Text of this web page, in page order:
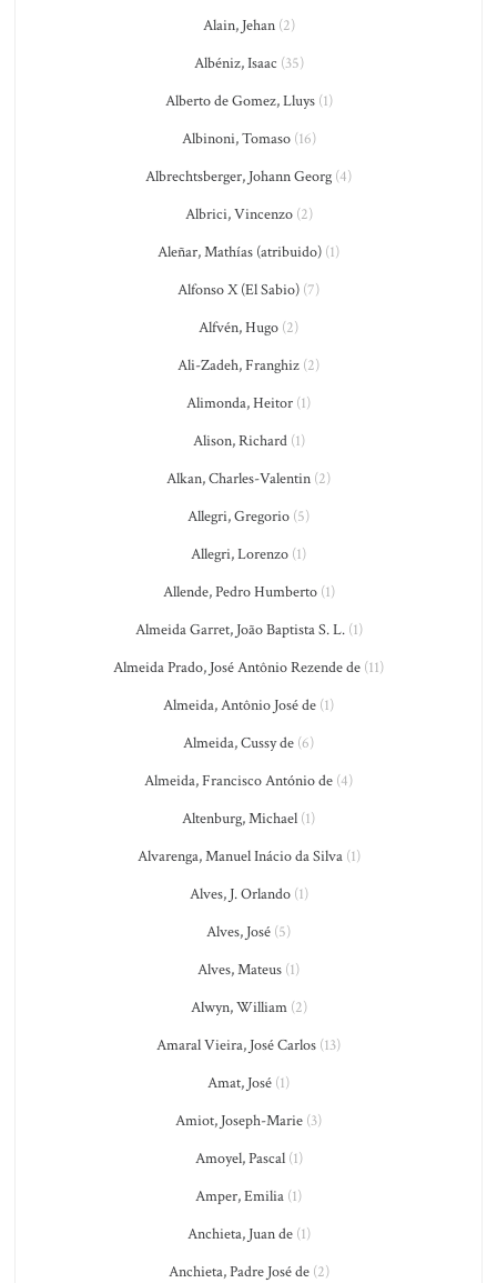
Alain, Jehan(2)
Albéniz, Isaac (35)
Alberto de Gomez, Lluys(1)
Albinoni, Tomaso(16)
Albrechtsberger, Johann Georg (4)
Albrici, Vincenzo(2)
Aleñar, Mathías (atribuido) (1)
Alfonso X (El Sabio) (7)
Alfvén, Hugo (2)
Ali-Zadeh, Franghiz (2)
Alimonda, Heitor (1)
Alison, Richard(1)
Alkan, Charles-Valentin (2)
Allegri, Gregorio (5)
Allegri, Lorenzo (1)
Allende, Pedro Humberto(1)
Almeida Garret, João Baptista S. L.(1)
Almeida Prado, José Antônio Rezende de (11)
Almeida, Antônio José de (1)
Almeida, Cussy de (6)
Almeida, Francisco António de (4)
Altenburg, Michael (1)
Alvarenga, Manuel Inácio da Silva(1)
Alves, J. Orlando(1)
Alves, José (5)
Alves, Mateus (1)
Alwyn, William(2)
Amaral Vieira, José Carlos (13)
Amat, José (1)
Amiot, Joseph-Marie (3)
Amoyel, Pascal(1)
Amper, Emilia (1)
Anchieta, Juan de(1)
Anchieta, Padre José de(2)